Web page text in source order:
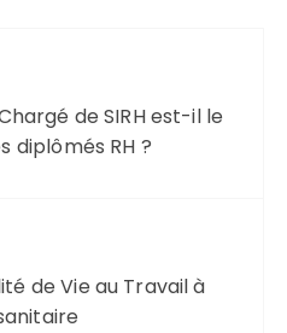
de SIRH est-il le
diplômés RH ?
de Vie au Travail à